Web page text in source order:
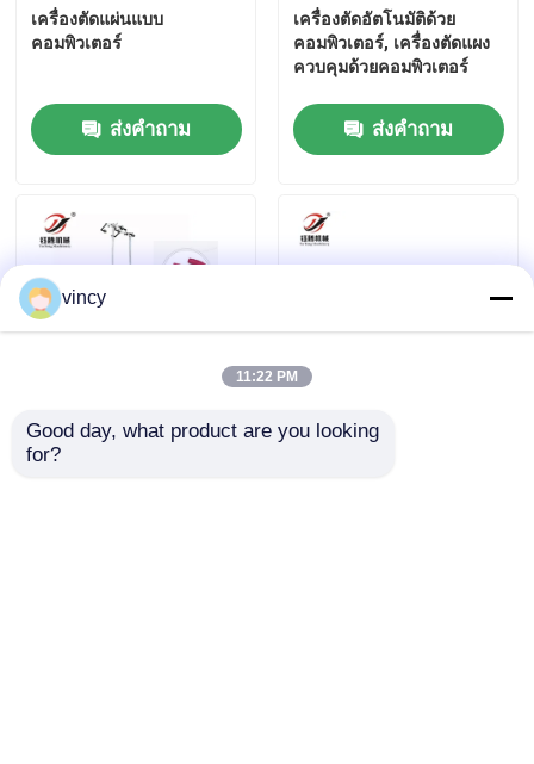
สินค้า
วิดีโอ
การแสดง VR
ทัวร์โรงงาน
เครื่องตัดแผ่นแบบ
คอมพิวเตอร์
ส่งคำถาม
เครื่องตัดอัตโนมัติด้วย
คอมพิวเตอร์, เครื่องตัดแผง
ควบคุมด้วยคอมพิวเตอร์
ส่งคำถาม
เครื่องพันด้ายเย็บผ้าอัตโนมัติ
สำหรับอุตสาหกรรม
เครื่องขีดผ้าอ้อมแบบ
vincy
11:22 PM
Good day, what product are you looking
for?